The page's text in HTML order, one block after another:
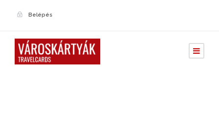
Belépés